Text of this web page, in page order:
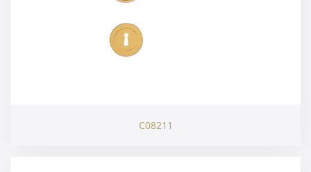
C08211